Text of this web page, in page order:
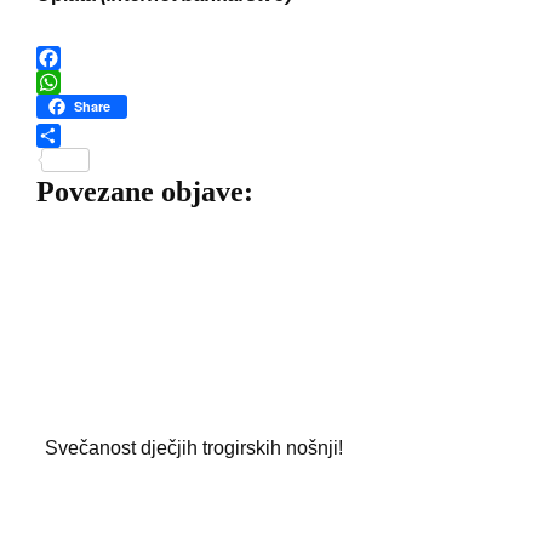
F
c
e
b
o
W
h
a
t
s
Share
h
a
Povezane objave:
Svečanost dječjih trogirskih nošnji!